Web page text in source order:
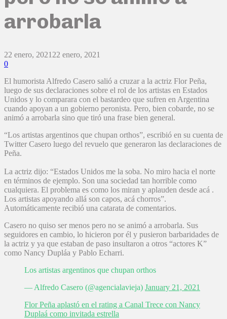
arrobarla
22 enero, 2021 22 enero, 2021
0
El humorista Alfredo Casero salió a cruzar a la actriz Flor Peña,
luego de sus declaraciones sobre el rol de los artistas en Estados
Unidos y lo comparara con el bastardeo que sufren en Argentina
cuando apoyan a un gobierno peronista. Pero, bien cobarde, no se
animó a arrobarla sino que tiró una frase bien general.
“Los artistas argentinos que chupan orthos”, escribió en su cuenta de
Twitter Casero luego del revuelo que generaron las declaraciones de
Peña.
La actriz dijo: “Estados Unidos me la soba. No miro hacia el norte
en términos de ejemplo. Son una sociedad tan horrible como
cualquiera. El problema es como los miran y aplauden desde acá .
Los artistas apoyando allá son capos, acá chorros”.
Automáticamente recibió una catarata de comentarios.
Casero no quiso ser menos pero no se animó a arrobarla. Sus
seguidores en cambio, lo hicieron por él y pusieron barbaridades de
la actriz y ya que estaban de paso insultaron a otros “actores K”
como Nancy Dupláa y Pablo Echarri.
Los artistas argentinos que chupan orthos
— Alfredo Casero (@agencialavieja) January 21, 2021
Flor Peña aplastó en el rating a Canal Trece con Nancy
Duplaá como invitada estrella